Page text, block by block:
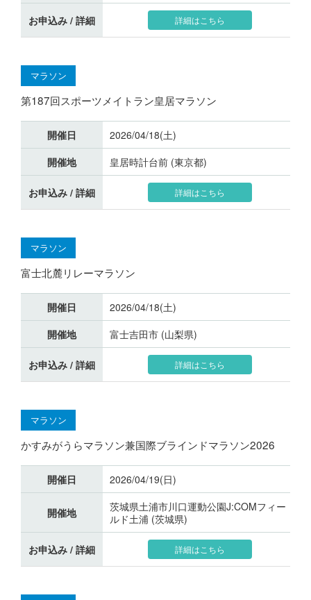
お申込み / 詳細 詳細はこちら
マラソン
第187回スポーツメイトラン皇居マラソン
開催日
2026/04/18(土)
開催地
皇居時計台前 (東京都)
お申込み / 詳細 詳細はこちら
マラソン
富士北麓リレーマラソン
開催日
2026/04/18(土)
開催地
富士吉田市 (山梨県)
お申込み / 詳細 詳細はこちら
マラソン
かすみがうらマラソン兼国際ブラインドマラソン2026
開催日 2026/04/19(日)
開催地
茨城県土浦市川口運動公園J:COMフィー
ルド土浦 (茨城県)
お申込み / 詳細 詳細はこちら